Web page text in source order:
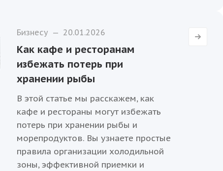
Бизнесу — 20.01.2026
Как кафе и ресторанам
избежать потерь при
хранении рыбы
В этой статье мы расскажем, как
кафе и рестораны могут избежать
потерь при хранении рыбы и
морепродуктов. Вы узнаете простые
правила организации холодильной
зоны, эффективной приемки и